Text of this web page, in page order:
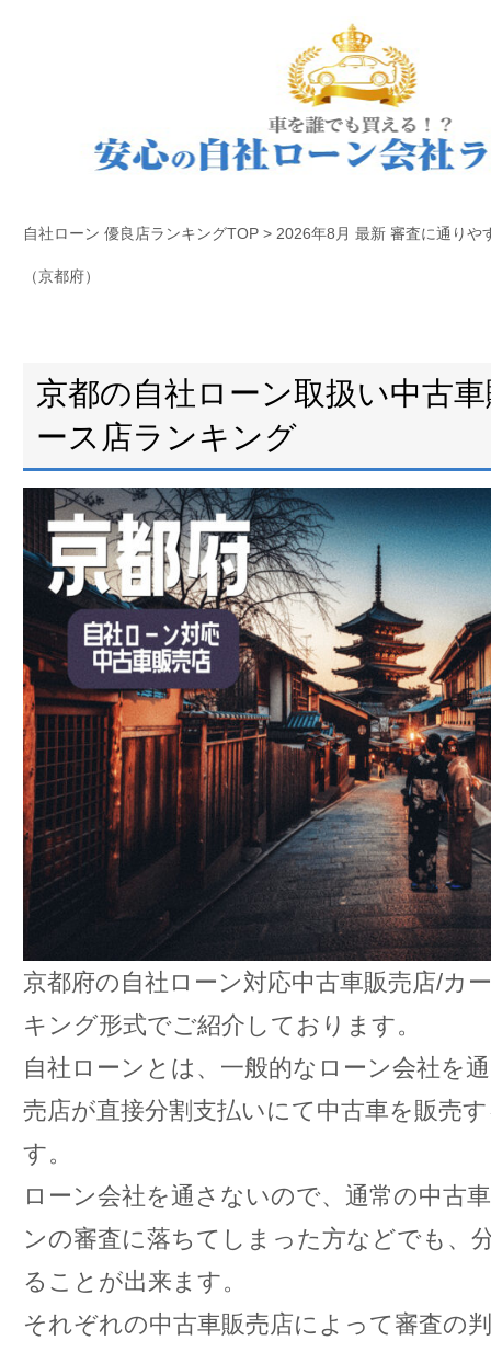
自社ローン 優良店ランキングTOP> 2026年8月 最新 審査に通りや
（京都府）
京都の自社ローン取扱い中古
ース店ランキング
京都府の自社ローン対応中古車販売店/カ
キング形式でご紹介しております。
自社ローンとは、一般的なローン会社を
売店が直接分割支払いにて中古車を販売
す。
ローン会社を通さないので、通常の中古
ンの審査に落ちてしまった方などでも、
ることが出来ます。
それぞれの中古車販売店によって審査の